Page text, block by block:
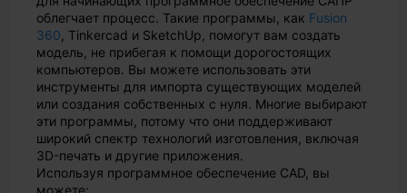
облегчает процесс. Такие программы, как Fusion
360 , Tinkercad и SketchUp, помогут вам создать
модель, не прибегая к помощи дорогостоящих
компьютеров. Вы можете использовать эти
инструменты для импорта существующих моделей
или создания собственных с нуля. Многие выбирают
эти программы, потому что они поддерживают
широкий спектр технологий изготовления, включая
3D-печать и другие приложения.
Используя программное обеспечение CAD, вы
можете: